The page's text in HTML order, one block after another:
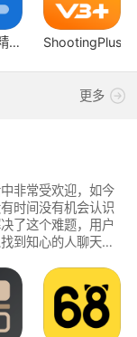
灵
ShootingPlus
更多
非常受欢迎，如今
时间没有机会认识
了这个难题，用户
到知心的人聊天，
些社交软件，可以